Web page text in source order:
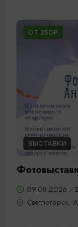
ОТ 250₽
ВЫСТАВКИ
09.08.2026 -
Светлогорск,